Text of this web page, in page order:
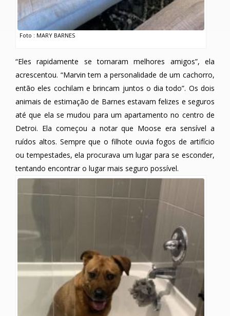
Foto : MARY BARNES
“Eles rapidamente se tornaram melhores amigos”, ela
acrescentou. “Marvin tem a personalidade de um cachorro,
então eles cochilam e brincam juntos o dia todo”. Os dois
animais de estimação de Barnes estavam felizes e seguros
até que ela se mudou para um apartamento no centro de
Detroi. Ela começou a notar que Moose era sensível a
ruídos altos. Sempre que o filhote ouvia fogos de artifício
ou tempestades, ela procurava um lugar para se esconder,
tentando encontrar o lugar mais seguro possível.